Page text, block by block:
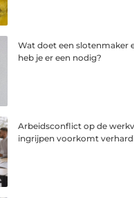
Wat doet een slotenmaker
heb je er een nodig?
Arbeidsconflict op de
ingrijpen voorkomt